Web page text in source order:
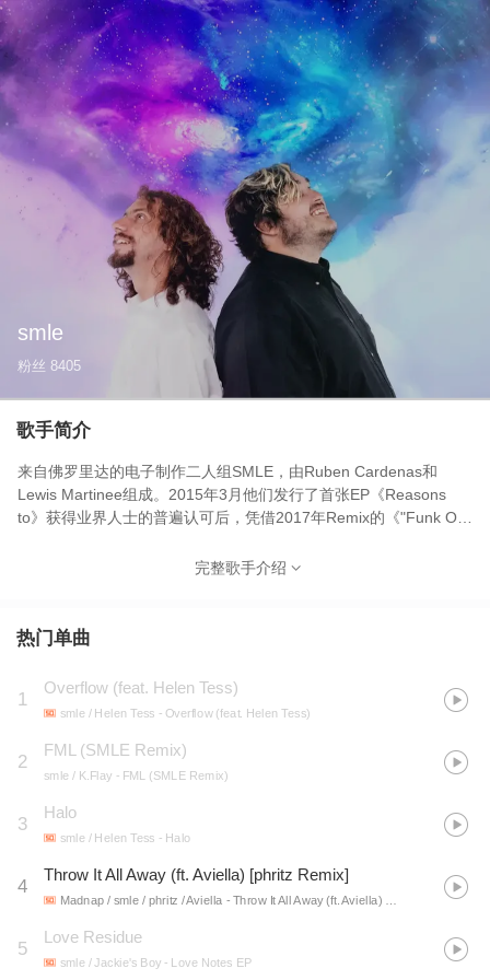
smle
粉丝 8405
歌手简介
来自佛罗里达的电子制作二人组SMLE，由Ruben Cardenas和
Lewis Martinee组成。2015年3月他们发行了首张EP《Reasons
to》获得业界人士的普遍认可后，凭借2017年Remix的《"Funk O'
与Monstercat 合作推出了单曲《2 Me》获得如潮好评。
完整歌手介绍
热门单曲
1
Overflow (feat. Helen Tess)
smle / Helen Tess - Overflow (feat. Helen Tess)
2
FML (SMLE Remix)
smle / K.Flay - FML (SMLE Remix)
3
Halo
smle / Helen Tess - Halo
4
Throw It All Away (ft. Aviella) [phritz Remix]
Madnap / smle / phritz / Aviella - Throw It All Away (ft. Aviella) [phritz Remix]
5
Love Residue
smle / Jackie's Boy - Love Notes EP